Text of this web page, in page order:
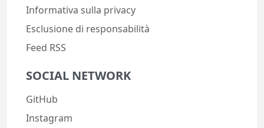
Informativa sulla privacy
Esclusione di responsabilità
Feed RSS
SOCIAL NETWORK
GitHub
Instagram